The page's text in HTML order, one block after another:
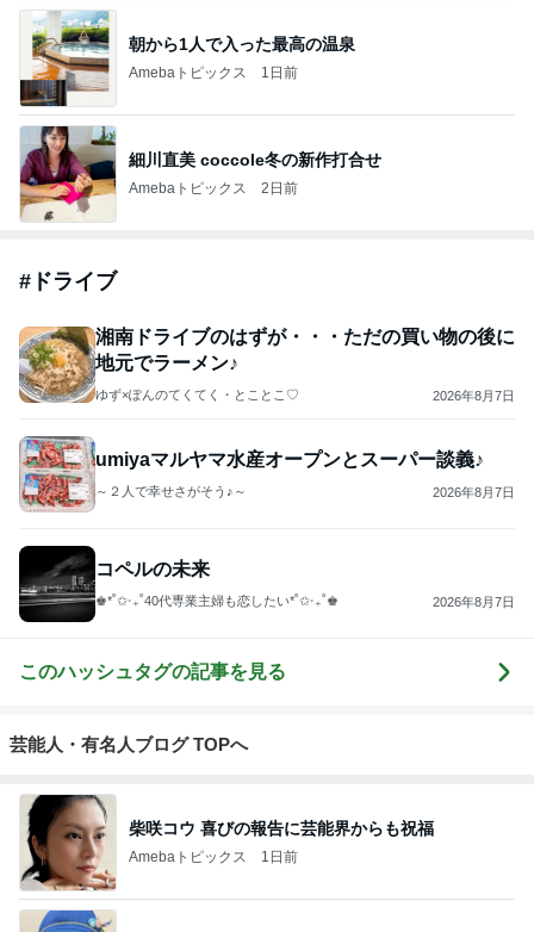
朝から1人で入った最高の温泉
Amebaトピックス 1日前
細川直美 coccole冬の新作打合せ
Amebaトピックス 2日前
# ドライブ
湘南ドライブのはずが・・・ただの買い物の後に
地元でラーメン♪
ゆず×ぽんのてくてく・とことこ♡ 2026年8月7日
umiyaマルヤマ水産オープンとスーパー談義♪
～２人で幸せさがそう♪～ 2026年8月7日
コペルの未来
♚︎*˚✩︎‧₊˚40代専業主婦も恋したい*˚✩︎‧₊˚♚︎ 2026年8月7日
このハッシュタグの記事を見る
芸能人・有名人ブログ TOPへ
柴咲コウ 喜びの報告に芸能界からも祝福
Amebaトピックス 1日前